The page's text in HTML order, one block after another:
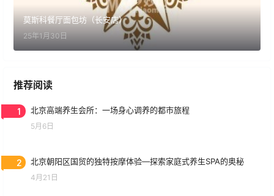
莫斯科餐厅面包坊（长安店）
25年1月30日
推荐阅读
1 北京高端养生会所：一场身心调养的都市旅程
5月6日
2 北京朝阳区国贸的独特按摩体验—探索家庭式养生SPA的奥秘
4月21日